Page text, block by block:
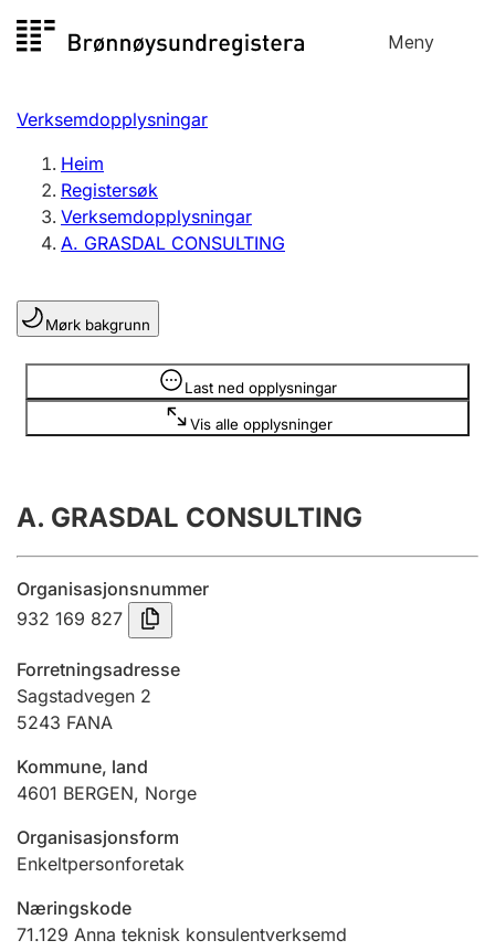
til
Meny
Registersøk
Aksjeselskap
Enkeltpersonføretak
Registrere, endre, slette
Lag og foreining
Registrere, endre, slette
Årsrekneskap
Innsending og forseinkingsgebyr
Tinglysing
Jeger
Ektepaktrettleiaren
Andre tema
Verksemdopplysningar
Heim
Registersøk
Verksemdopplysningar
A. GRASDAL CONSULTING
Mørk bakgrunn
Last ned opplysningar
Vis alle opplysninger
Opplysninger er skjult
A. GRASDAL CONSULTING
Organisasjonsnummer
932 169 827
Forretningsadresse
Sagstadvegen 2
5243 FANA
Kommune, land
4601 BERGEN, Norge
Organisasjonsform
Enkeltpersonforetak
Næringskode
71.129 Anna teknisk konsulentverksemd